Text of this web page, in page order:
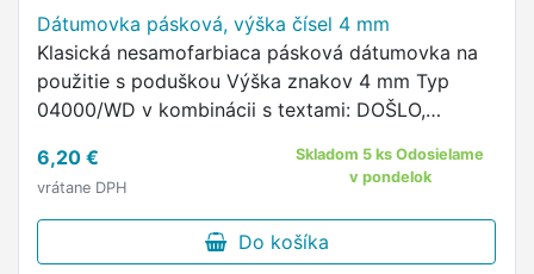
Dátumovka pásková, výška čísel 4 mm
Klasická nesamofarbiaca pásková dátumovka na
použitie s poduškou Výška znakov 4 mm Typ
04000/WD v kombinácii s textami: DOŠLO,
VYBRANÉ, ULOŽENÉ, OBJEDNANÉ, ODOSLANÉ,
UPOMIENKA, …
6,20 €
vrátane DPH
Skladom 5 ks Odosielame
v pondelok
Do košíka